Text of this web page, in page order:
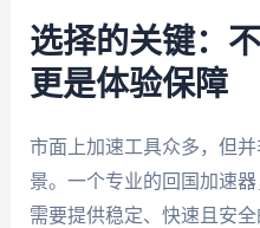
选择的关键：
更是体验保障
市面上加速工具众多，但
景。一个专业的回国加速
需要提供稳定、快速且安